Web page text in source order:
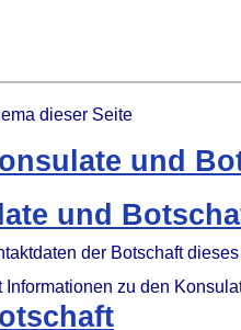
dieser Seite
und
und
der Botschaft
Informationen zu den